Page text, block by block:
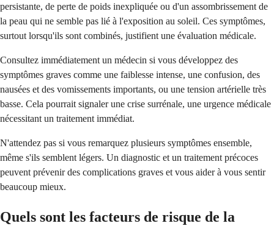
persistante, de perte de poids inexpliquée ou d'un assombrissement de
la peau qui ne semble pas lié à l'exposition au soleil. Ces symptômes,
surtout lorsqu'ils sont combinés, justifient une évaluation médicale.
Consultez immédiatement un médecin si vous développez des
symptômes graves comme une faiblesse intense, une confusion, des
nausées et des vomissements importants, ou une tension artérielle très
basse. Cela pourrait signaler une crise surrénale, une urgence médicale
nécessitant un traitement immédiat.
N'attendez pas si vous remarquez plusieurs symptômes ensemble,
même s'ils semblent légers. Un diagnostic et un traitement précoces
peuvent prévenir des complications graves et vous aider à vous sentir
beaucoup mieux.
Quels sont les facteurs de risque de la